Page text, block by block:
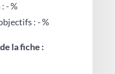
- %
: - %
la fiche :